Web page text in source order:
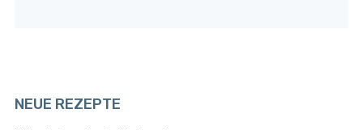
NEUE REZEPTE